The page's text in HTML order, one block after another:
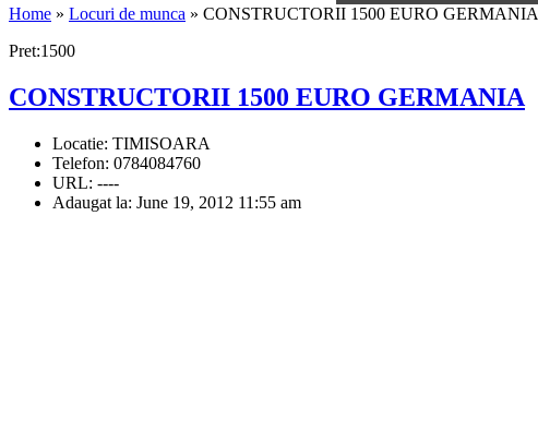
Home » Locuri de munca » CONSTRUCTORII 1500 EURO GERMANIA
Pret:1500
CONSTRUCTORII 1500 EURO GERMANIA
Locatie: TIMISOARA
Telefon: 0784084760
URL: ----
Adaugat la: June 19, 2012 11:55 am